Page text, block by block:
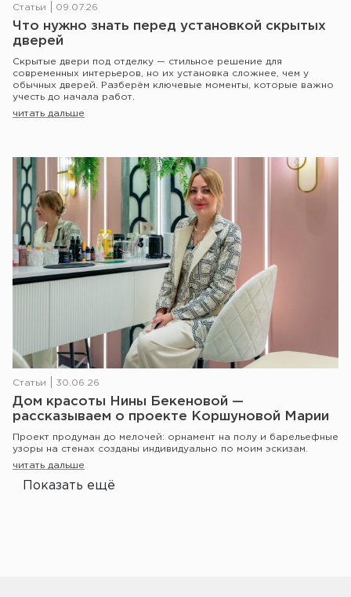
Статьи 09.07.26
Что нужно знать перед установкой скрытых
дверей
Скрытые двери под отделку — стильное решение для
современных интерьеров, но их установка сложнее, чем у
обычных дверей. Разберём ключевые моменты, которые важно
учесть до начала работ.
читать дальше
Статьи 30.06.26
Дом красоты Нины Бекеновой —
рассказываем о проекте Коршуновой Марии
Проект продуман до мелочей: орнамент на полу и барельефные
узоры на стенах созданы индивидуально по моим эскизам.
читать дальше
Показать ещё